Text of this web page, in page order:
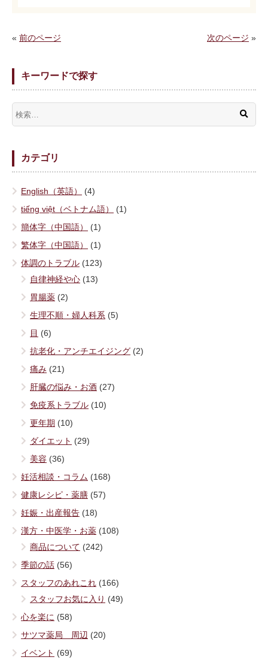
« 前のページ 次のページ »
キーワードで探す
カテゴリ
English（英語）
(4)
tiếng việt（ベトナム語）
(1)
簡体字（中国語）
(1)
繁体字（中国語）
(1)
体調のトラブル (123)
自律神経や心 (13)
胃腸薬 (2)
生理不順・婦人科系 (5)
目 (6)
抗老化・アンチエイジング (2)
痛み (21)
肝臓の悩み・お酒 (27)
免疫系トラブル (10)
更年期 (10)
ダイエット (29)
美容 (36)
妊活相談・コラム (168)
健康レシピ・薬膳 (57)
妊娠・出産報告 (18)
漢方・中医学・お薬 (108)
商品について (242)
季節の話 (56)
スタッフのあれこれ (166)
スタッフお気に入り (49)
心を楽に (58)
サツマ薬局 周辺 (20)
イベント (69)